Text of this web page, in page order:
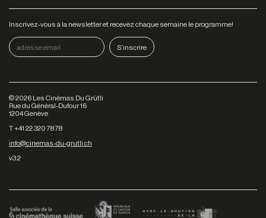
Inscrivez-vous à la newsletter et recevez chaque semaine le programme!
©2026 Les Cinémas Du Grütli
Rue du Général-Dufour 16
1204 Genève
T +41 22 320 78 78
info@cinemas-du-grutli.ch
v3.2